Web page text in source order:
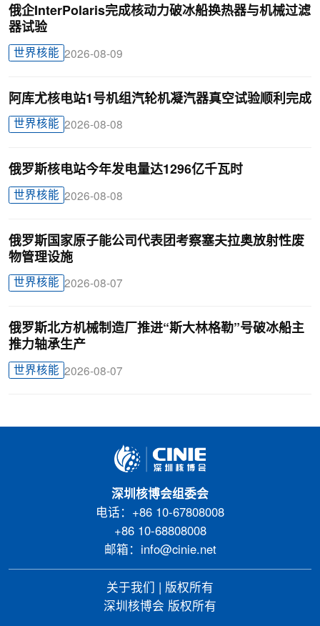
俄企InterPolaris完成核动力破冰船换热器与机械过滤
器试验
世界核能 2026-08-09
阿库尤核电站1号机组汽轮机凝汽器真空试验顺利完成
世界核能 2026-08-08
俄罗斯核电站今年发电量达1296亿千瓦时
世界核能 2026-08-08
俄罗斯国家原子能公司代表团考察塞夫拉奥放射性废
物管理设施
世界核能 2026-08-07
俄罗斯北方机械制造厂推进“斯大林格勒”号破冰船主
推力轴承生产
世界核能 2026-08-07
深圳核博会组委会
电话：+86 10-67808008
+86 10-68808008
邮箱：info@cinie.net
关于我们
版权所有
深圳核博会 版权所有